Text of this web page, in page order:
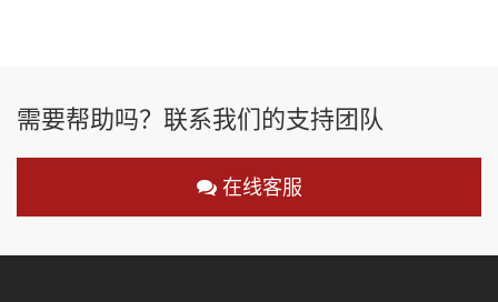
需要帮助吗？联系我们的支持团队
在线客服